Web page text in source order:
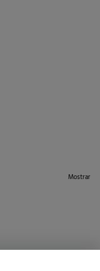
Mostrar